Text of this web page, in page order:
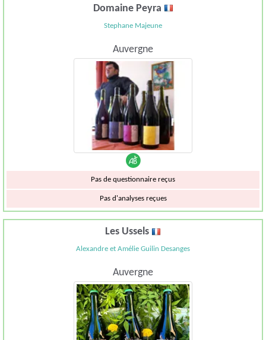
Domaine Peyra
Stephane Majeune
Auvergne
Pas de questionnaire reçus
Pas d'analyses reçues
Les Ussels
Alexandre et Amélie Guilin Desanges
Auvergne